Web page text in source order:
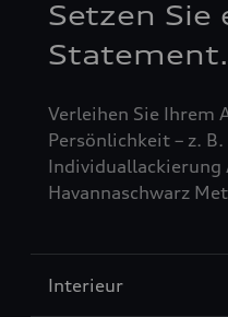
Setzen Sie
Statement.
Verleihen Sie Ihrem
Persönlichkeit – z.
Individuallackierung
Havannaschwarz
Interieur